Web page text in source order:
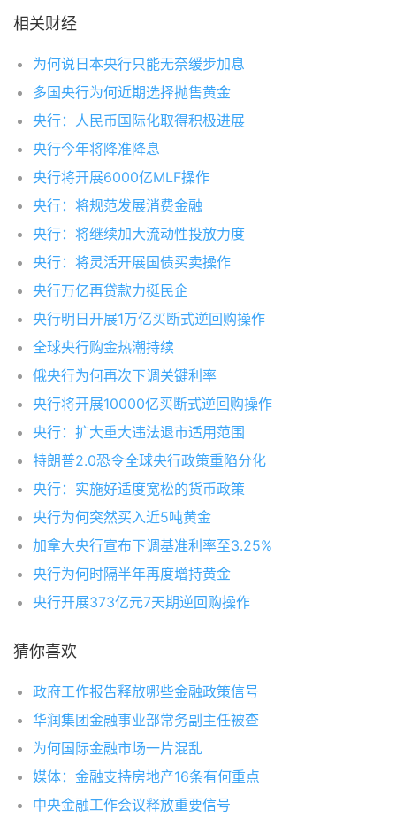
相关财经
为何说日本央行只能无奈缓步加息
多国央行为何近期选择抛售黄金
央行：人民币国际化取得积极进展
央行今年将降准降息
央行将开展6000亿MLF操作
央行：将规范发展消费金融
央行：将继续加大流动性投放力度
央行：将灵活开展国债买卖操作
央行万亿再贷款力挺民企
央行明日开展1万亿买断式逆回购操作
全球央行购金热潮持续
俄央行为何再次下调关键利率
央行将开展10000亿买断式逆回购操作
央行：扩大重大违法退市适用范围
特朗普2.0恐令全球央行政策重陷分化
央行：实施好适度宽松的货币政策
央行为何突然买入近5吨黄金
加拿大央行宣布下调基准利率至3.25%
央行为何时隔半年再度增持黄金
央行开展373亿元7天期逆回购操作
猜你喜欢
政府工作报告释放哪些金融政策信号
华润集团金融事业部常务副主任被查
为何国际金融市场一片混乱
媒体：金融支持房地产16条有何重点
中央金融工作会议释放重要信号